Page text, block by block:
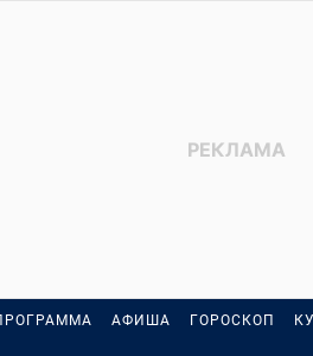
АФИША ГОРОСКОП